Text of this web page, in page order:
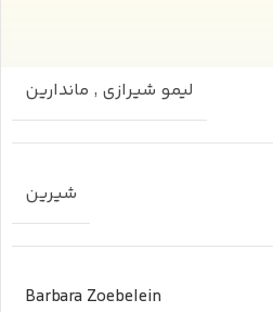
لیمو شیرازی , ماندارین
شیرین
Barbara Zoebelein